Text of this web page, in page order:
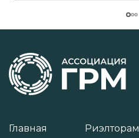
Главная
Риэлторам